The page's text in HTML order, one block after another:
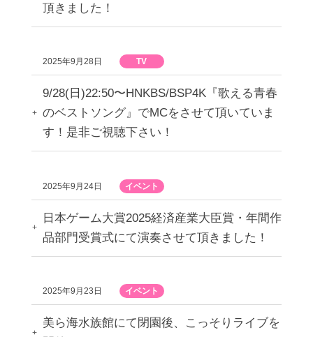
頂きました！
2025年9月28日 TV
9/28(日)22:50〜HNKBS/BSP4K『歌える青春
のベストソング』でMCをさせて頂いていま
す！是非ご視聴下さい！
2025年9月24日 イベント
日本ゲーム大賞2025経済産業大臣賞・年間作
品部門受賞式にて演奏させて頂きました！
2025年9月23日 イベント
美ら海水族館にて閉園後、こっそりライブを